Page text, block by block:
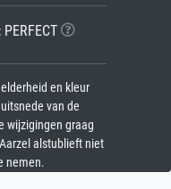
PERFECT
en kleur
van de
wijzigingen graag
alstublieft niet
nemen.